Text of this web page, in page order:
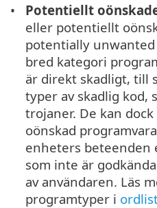
Potentiellt
eller potentiellt
potentially
bred kategori
är direkt skadligt, till
typer av skadlig kod,
trojaner. De kan
oönskad
enheters
som inte är
av användaren. Läs
programtyper i